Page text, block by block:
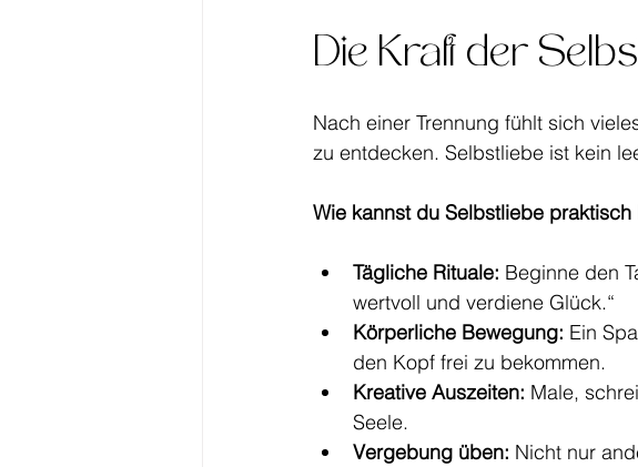
Die Kraft der
Nach einer Trennung fühlt sich
zu entdecken. Selbstliebe ist kein
Wie kannst du Selbstliebe praktisch
Tägliche Rituale: Beginne den
wertvoll und verdiene Glück.“
Körperliche Bewegung: Ein
den Kopf frei zu bekommen.
Kreative Auszeiten: Male,
Seele.
Vergebung üben: Nicht nur